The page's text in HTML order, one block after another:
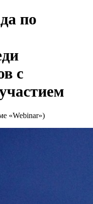
по
с
«Webinar»)